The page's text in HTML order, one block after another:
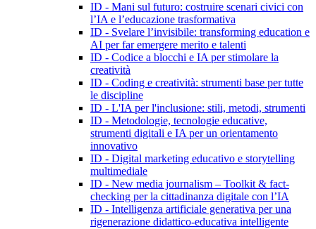
ID - Mani sul futuro: costruire scenari civici con
l’IA e l’educazione trasformativa
ID - Svelare l’invisibile: transforming education e
AI per far emergere merito e talenti
ID - Codice a blocchi e IA per stimolare la
creatività
ID - Coding e creatività: strumenti base per tutte
le discipline
ID - L'IA per l'inclusione: stili, metodi, strumenti
ID - Metodologie, tecnologie educative,
strumenti digitali e IA per un orientamento
innovativo
ID - Digital marketing educativo e storytelling
multimediale
ID - New media journalism – Toolkit & fact-
checking per la cittadinanza digitale con l’IA
ID - Intelligenza artificiale generativa per una
rigenerazione didattico-educativa intelligente